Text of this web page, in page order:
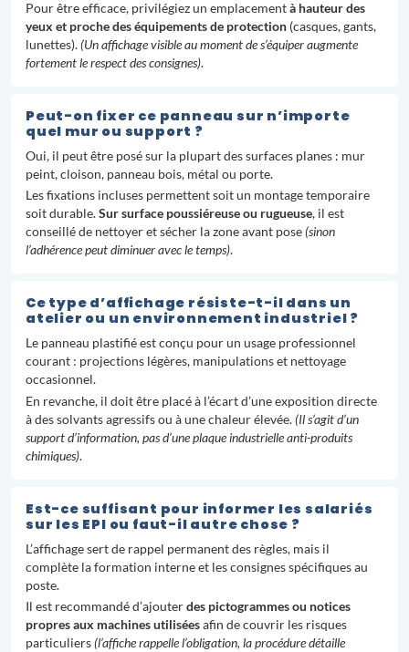
Pour être efficace, privilégiez un emplacementà hauteur des
yeux et proche des équipements de protection (casques, gants,
lunettes).(Un affichage visible au moment de s’équiper augmente
fortement le respect des consignes).
Peut-on fixer ce panneau sur n’importe
quel mur ou support ?
Oui, il peut être posé sur la plupart des surfaces planes : mur
peint, cloison, panneau bois, métal ou porte.
Les fixations incluses permettent soit un montage temporaire
soit durable.Sur surface poussiéreuse ou rugueuse, il est
conseillé de nettoyer et sécher la zone avant pose(sinon
l’adhérence peut diminuer avec le temps).
Ce type d’affichage résiste-t-il dans un
atelier ou un environnement industriel ?
Le panneau plastifié est conçu pour un usage professionnel
courant : projections légères, manipulations et nettoyage
occasionnel.
En revanche, il doit être placé à l’écart d’une exposition directe
à des solvants agressifs ou à une chaleur élevée.(Il s’agit d’un
support d’information, pas d’une plaque industrielle anti-produits
chimiques).
Est-ce suffisant pour informer les salariés
sur les EPI ou faut-il autre chose ?
L’affichage sert de rappel permanent des règles, mais il
complète la formation interne et les consignes spécifiques au
poste.
Il est recommandé d’ajouterdes pictogrammes ou notices
propres aux machines utiliséesafin de couvrir les risques
particuliers(l’affiche rappelle l’obligation, la procédure détaille